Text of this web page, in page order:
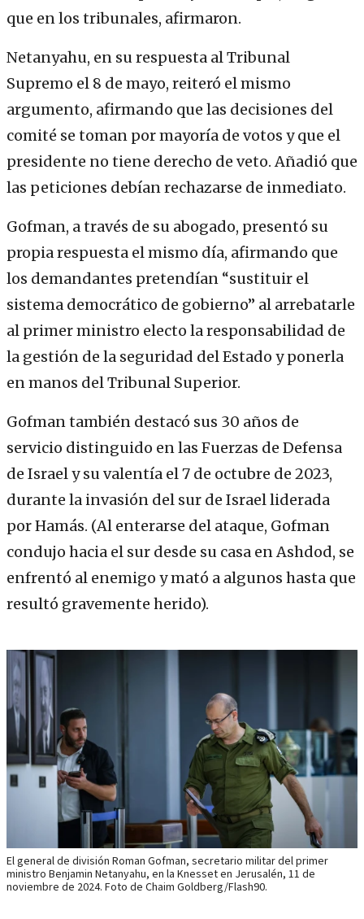
que en los tribunales, afirmaron.
Netanyahu, en su respuesta al Tribunal
Supremo el 8 de mayo, reiteró el mismo
argumento, afirmando que las decisiones del
comité se toman por mayoría de votos y que el
presidente no tiene derecho de veto. Añadió que
las peticiones debían rechazarse de inmediato.
Gofman, a través de su abogado, presentó su
propia respuesta el mismo día, afirmando que
los demandantes pretendían “sustituir el
sistema democrático de gobierno” al arrebatarle
al primer ministro electo la responsabilidad de
la gestión de la seguridad del Estado y ponerla
en manos del Tribunal Superior.
Gofman también destacó sus 30 años de
servicio distinguido en las Fuerzas de Defensa
de Israel y su valentía el 7 de octubre de 2023,
durante la invasión del sur de Israel liderada
por Hamás. (Al enterarse del ataque, Gofman
condujo hacia el sur desde su casa en Ashdod, se
enfrentó al enemigo y mató a algunos hasta que
resultó gravemente herido).
El general de división Roman Gofman, secretario militar del primer
ministro Benjamin Netanyahu, en la Knesset en Jerusalén, 11 de
noviembre de 2024. Foto de Chaim Goldberg/Flash90.